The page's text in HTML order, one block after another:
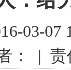
03-07
：
| 责